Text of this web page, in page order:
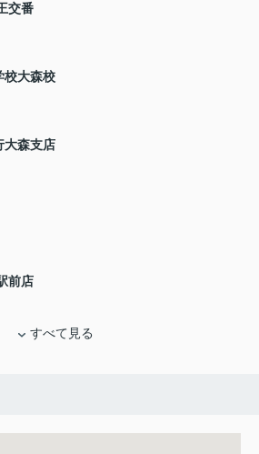
交番
校大森校
大森支店
前店
すべて見る